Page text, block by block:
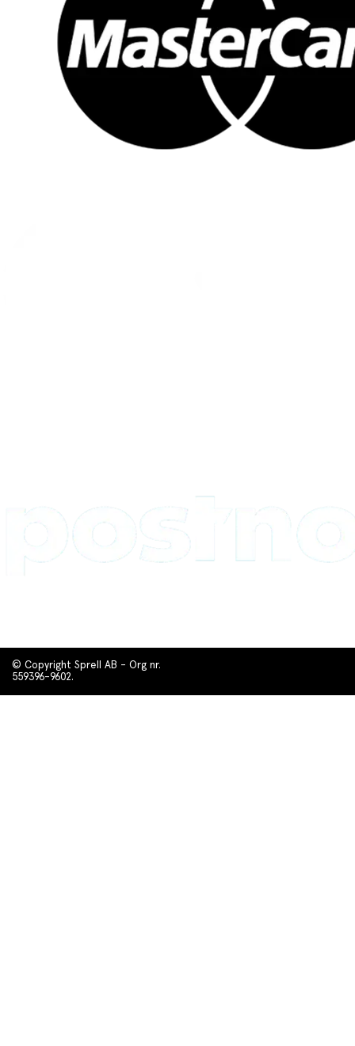
© Copyright Sprell AB - Org nr.
559396-9602.